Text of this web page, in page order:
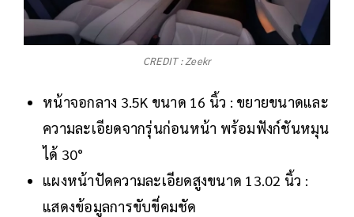
CREDIT : Zeekr
หน้าจอกลาง 3.5K ขนาด 16 นิ้ว : ขยายขนาดและ
ความละเอียดจากรุ่นก่อนหน้า พร้อมฟังก์ชันหมุน
ได้ 30°
แผงหน้าปัดความละเอียดสูงขนาด 13.02 นิ้ว :
แสดงข้อมูลการขับขี่คมชัด